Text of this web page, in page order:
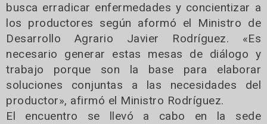
busca erradicar enfermedades y concientizar a
los productores según aformó el Ministro de
Desarrollo Agrario Javier Rodríguez. «Es
necesario generar estas mesas de diálogo y
trabajo porque son la base para elaborar
soluciones conjuntas a las necesidades del
productor», afirmó el Ministro Rodríguez.
El encuentro se llevó a cabo en la sede